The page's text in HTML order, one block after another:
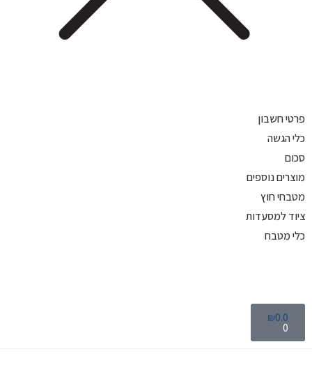
פרטי חשבון
כלי הגשה
סכום
מוצרים נוספים
מטבחי חוץ
ציוד למסעדות
כלי מטבח
₪0.0
0